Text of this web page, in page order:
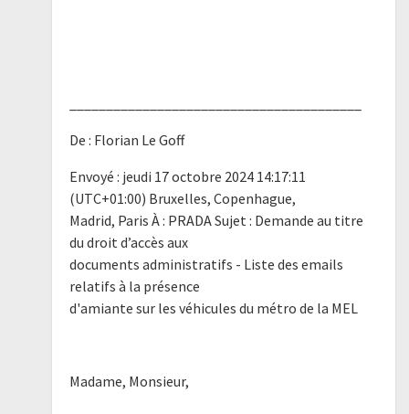
De : Florian Le Goff
Envoyé : jeudi 17 octobre 2024 14:17:11
(UTC+01:00) Bruxelles, Copenhague,
Madrid, Paris À : PRADA Sujet : Demande au titre
du droit d’accès aux
documents administratifs - Liste des emails
relatifs à la présence
d'amiante sur les véhicules du métro de la MEL
Madame, Monsieur,